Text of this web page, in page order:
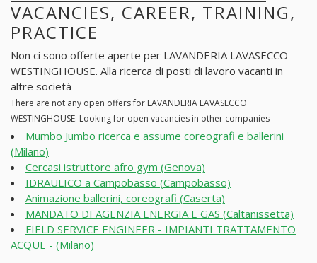
VACANCIES, CAREER, TRAINING,
PRACTICE
Non ci sono offerte aperte per LAVANDERIA LAVASECCO
WESTINGHOUSE. Alla ricerca di posti di lavoro vacanti in
altre società
There are not any open offers for LAVANDERIA LAVASECCO
WESTINGHOUSE. Looking for open vacancies in other companies
Mumbo Jumbo ricerca e assume coreografi e ballerini
(Milano)
Cercasi istruttore afro gym (Genova)
IDRAULICO a Campobasso (Campobasso)
Animazione ballerini, coreografi (Caserta)
MANDATO DI AGENZIA ENERGIA E GAS (Caltanissetta)
FIELD SERVICE ENGINEER - IMPIANTI TRATTAMENTO
ACQUE - (Milano)